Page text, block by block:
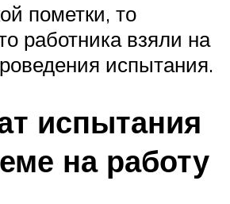
пометки, то
работника взяли на
испытания.
испытания
на работу